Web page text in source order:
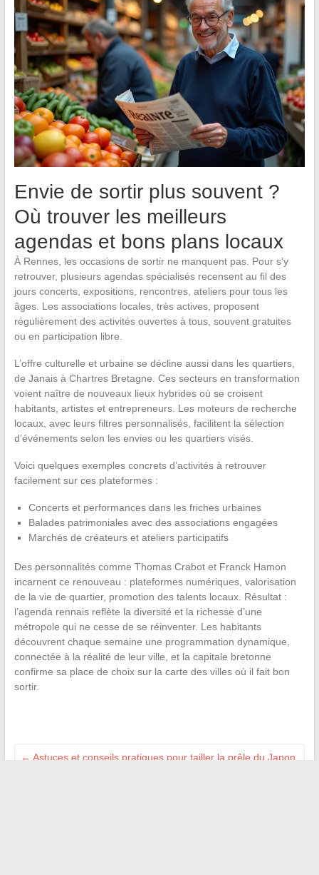
Envie de sortir plus souvent ?
Où trouver les meilleurs
agendas et bons plans locaux
À Rennes, les occasions de sortir ne manquent pas. Pour s’y
retrouver, plusieurs agendas spécialisés recensent au fil des
jours concerts, expositions, rencontres, ateliers pour tous les
âges. Les associations locales, très actives, proposent
régulièrement des activités ouvertes à tous, souvent gratuites
ou en participation libre.
L’offre culturelle et urbaine se décline aussi dans les quartiers,
de Janais à Chartres Bretagne. Ces secteurs en transformation
voient naître de nouveaux lieux hybrides où se croisent
habitants, artistes et entrepreneurs. Les moteurs de recherche
locaux, avec leurs filtres personnalisés, facilitent la sélection
d’événements selon les envies ou les quartiers visés.
Voici quelques exemples concrets d’activités à retrouver
facilement sur ces plateformes :
Concerts et performances dans les friches urbaines
Balades patrimoniales avec des associations engagées
Marchés de créateurs et ateliers participatifs
Des personnalités comme Thomas Crabot et Franck Hamon
incarnent ce renouveau : plateformes numériques, valorisation
de la vie de quartier, promotion des talents locaux. Résultat :
l’agenda rennais reflète la diversité et la richesse d’une
métropole qui ne cesse de se réinventer. Les habitants
découvrent chaque semaine une programmation dynamique,
connectée à la réalité de leur ville, et la capitale bretonne
confirme sa place de choix sur la carte des villes où il fait bon
sortir.
← Astuces et conseils pratiques pour tailler la prêle du Japon